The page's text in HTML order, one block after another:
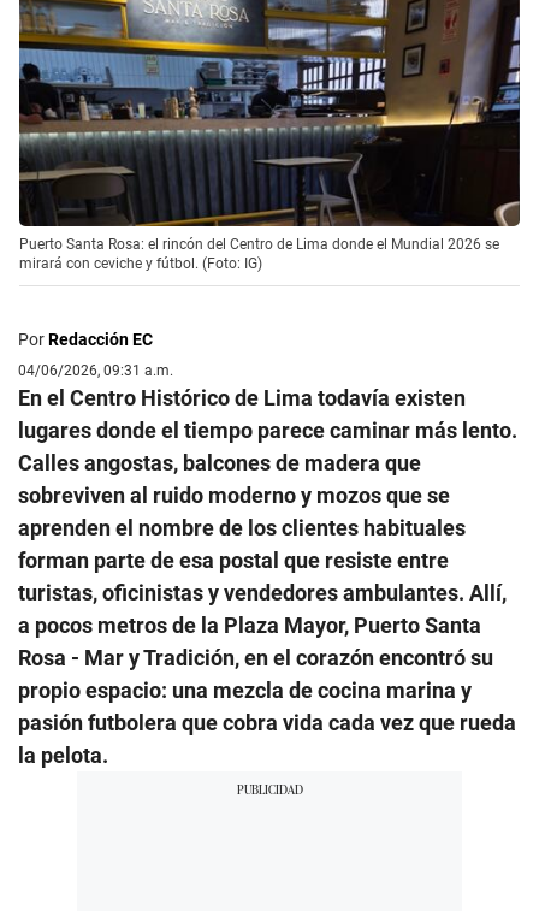
Puerto Santa Rosa: el rincón del Centro de Lima donde el Mundial 2026 se
mirará con ceviche y fútbol. (Foto: IG)
PorRedacción EC
04/06/2026, 09:31 a.m.
En el Centro Histórico de Lima todavía existen
lugares donde el tiempo parece caminar más lento.
Calles angostas, balcones de madera que
sobreviven al ruido moderno y mozos que se
aprenden el nombre de los clientes habituales
forman parte de esa postal que resiste entre
turistas, oficinistas y vendedores ambulantes. Allí,
a pocos metros de la Plaza Mayor, Puerto Santa
Rosa - Mar y Tradición, en el corazón encontró su
propio espacio: una mezcla de cocina marina y
pasión futbolera que cobra vida cada vez que rueda
la pelota.